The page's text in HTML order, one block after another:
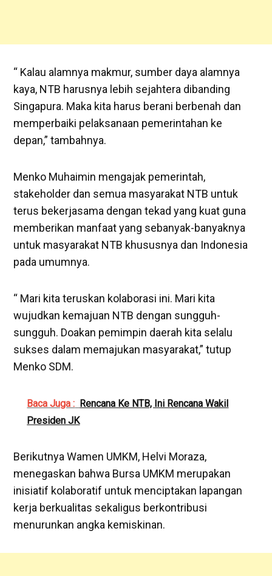
“ Kalau alamnya makmur, sumber daya alamnya
kaya, NTB harusnya lebih sejahtera dibanding
Singapura. Maka kita harus berani berbenah dan
memperbaiki pelaksanaan pemerintahan ke
depan,” tambahnya.
Menko Muhaimin mengajak pemerintah,
stakeholder dan semua masyarakat NTB untuk
terus bekerjasama dengan tekad yang kuat guna
memberikan manfaat yang sebanyak-banyaknya
untuk masyarakat NTB khususnya dan Indonesia
pada umumnya.
“ Mari kita teruskan kolaborasi ini. Mari kita
wujudkan kemajuan NTB dengan sungguh-
sungguh. Doakan pemimpin daerah kita selalu
sukses dalam memajukan masyarakat,” tutup
Menko SDM.
Baca Juga : Rencana Ke NTB, Ini Rencana Wakil
Presiden JK
Berikutnya Wamen UMKM, Helvi Moraza,
menegaskan bahwa Bursa UMKM merupakan
inisiatif kolaboratif untuk menciptakan lapangan
kerja berkualitas sekaligus berkontribusi
menurunkan angka kemiskinan.